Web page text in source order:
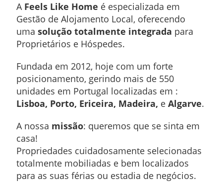
A Feels Like Home é especializada em
Gestão de Alojamento Local, oferecendo
uma solução totalmente integrada para
Proprietários e Hóspedes.
Fundada em 2012, hoje com um forte
posicionamento, gerindo mais de 550
unidades em Portugal localizadas em :
Lisboa, Porto, Ericeira, Madeira, e Algarve.
A nossa missão: queremos que se sinta em
casa!
Propriedades cuidadosamente selecionadas
totalmente mobiliadas e bem localizados
para as suas férias ou estadia de negócios.